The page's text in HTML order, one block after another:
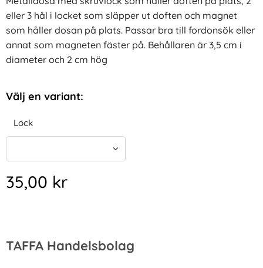
eller 3 hål i locket som släpper ut doften och magnet
som håller dosan på plats. Passar bra till fordonsök eller
annat som magneten fäster på. Behållaren är 3,5 cm i
diameter och 2 cm hög
Välj en variant:
Lock
35,00 kr
TAFFA Handelsbolag